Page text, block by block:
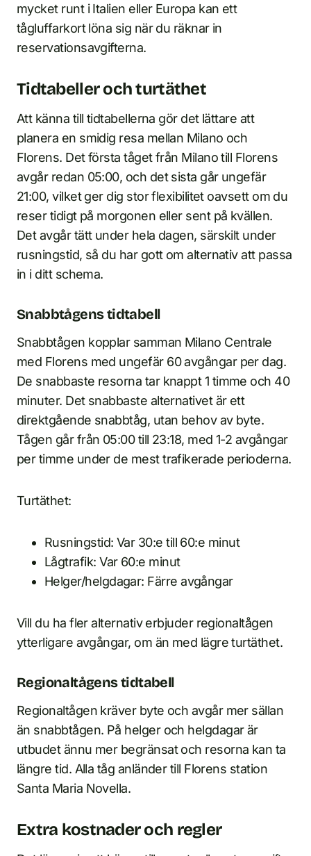
mycket runt i Italien eller Europa kan ett
tågluffarkort löna sig när du räknar in
reservationsavgifterna.
Tidtabeller och turtäthet
Att känna till tidtabellerna gör det lättare att
planera en smidig resa mellan Milano och
Florens. Det första tåget från Milano till Florens
avgår redan 05:00, och det sista går ungefär
21:00, vilket ger dig stor flexibilitet oavsett om du
reser tidigt på morgonen eller sent på kvällen.
Det avgår tätt under hela dagen, särskilt under
rusningstid, så du har gott om alternativ att passa
in i ditt schema.
Snabbtågens tidtabell
Snabbtågen kopplar samman Milano Centrale
med Florens med ungefär 60 avgångar per dag.
De snabbaste resorna tar knappt 1 timme och 40
minuter. Det snabbaste alternativet är ett
direktgående snabbtåg, utan behov av byte.
Tågen går från 05:00 till 23:18, med 1-2 avgångar
per timme under de mest trafikerade perioderna.
Turtäthet:
Rusningstid: Var 30:e till 60:e minut
Lågtrafik: Var 60:e minut
Helger/helgdagar: Färre avgångar
Vill du ha fler alternativ erbjuder regionaltågen
ytterligare avgångar, om än med lägre turtäthet.
Regionaltågens tidtabell
Regionaltågen kräver byte och avgår mer sällan
än snabbtågen. På helger och helgdagar är
utbudet ännu mer begränsat och resorna kan ta
längre tid. Alla tåg anländer till Florens station
Santa Maria Novella.
Extra kostnader och regler